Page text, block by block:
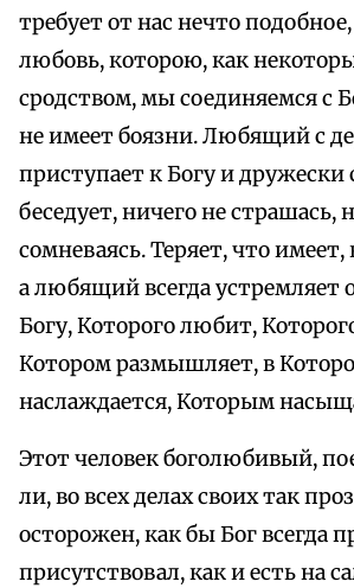
требует от нас нечто
любовь, которою, как
сродством, мы соединяемся с
не имеет боязни. Любящий с
приступает к Богу и
беседует, ничего не страшась,
сомневаясь. Теряет, что
а любящий всегда устремляет
Богу, Которого любит,
Котором размышляет, в
наслаждается, Которым
Этот человек боголюбивый,
ли, во всех делах своих так
осторожен, как бы Бог всегда
присутствовал, как и есть на